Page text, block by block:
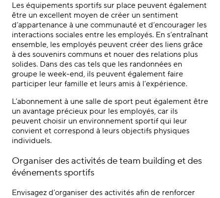
Les équipements sportifs sur place peuvent également
être un excellent moyen de créer un sentiment
d’appartenance à une communauté et d’encourager les
interactions sociales entre les employés. En s’entraînant
ensemble, les employés peuvent créer des liens grâce
à des souvenirs communs et nouer des relations plus
solides. Dans des cas tels que les randonnées en
groupe le week-end, ils peuvent également faire
participer leur famille et leurs amis à l’expérience.
L’abonnement à une salle de sport peut également être
un avantage précieux pour les employés, car ils
peuvent choisir un environnement sportif qui leur
convient et correspond à leurs objectifs physiques
individuels.
Organiser des activités de team building et des
événements sportifs
Envisagez d’organiser des activités afin de renforcer